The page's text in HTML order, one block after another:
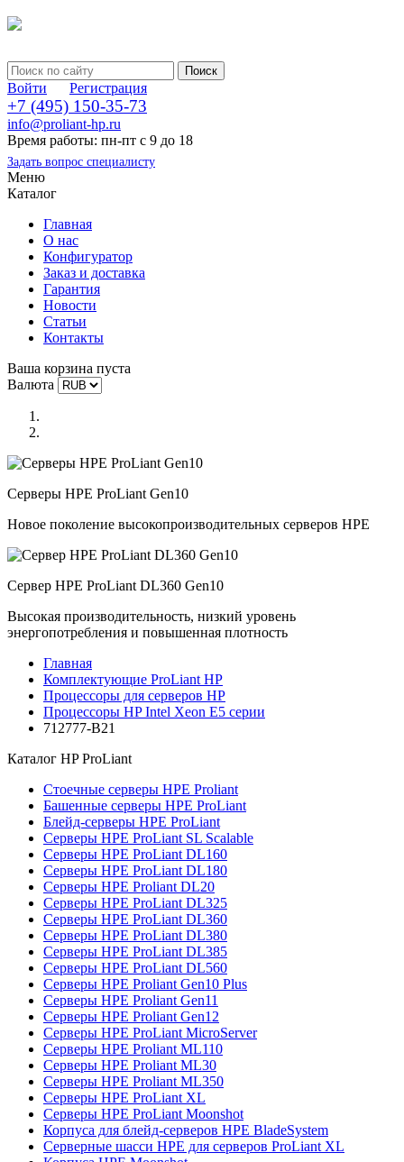
Войти Регистрация
+7 (495) 150-35-73
info@proliant-hp.ru
Время работы: пн-пт с 9 до 18
Задать вопрос специалисту
Меню
Каталог
Главная
О нас
Конфигуратор
Заказ и доставка
Гарантия
Новости
Статьи
Контакты
Ваша корзина пуста
Валюта
Серверы HPE ProLiant Gen10
Новое поколение высокопроизводительных серверов HPE
Сервер HPE ProLiant DL360 Gen10
Высокая производительность, низкий уровень
энергопотребления и повышенная плотность
Главная
Комплектующие ProLiant HP
Процессоры для серверов HP
Процессоры HP Intel Xeon E5 серии
712777-B21
Каталог HP ProLiant
Стоечные серверы HPE Proliant
Башенные серверы HPE ProLiant
Блейд-серверы HPE ProLiant
Серверы HPE ProLiant SL Scalable
Серверы HPE ProLiant DL160
Серверы HPE ProLiant DL180
Серверы HPE Proliant DL20
Серверы HPE ProLiant DL325
Серверы HPE ProLiant DL360
Серверы HPE ProLiant DL380
Серверы HPE ProLiant DL385
Серверы HPE ProLiant DL560
Серверы HPE Proliant Gen10 Plus
Серверы HPE Proliant Gen11
Серверы HPE Proliant Gen12
Серверы HPE ProLiant MicroServer
Серверы HPE Proliant ML110
Серверы HPE Proliant ML30
Серверы HPE Proliant ML350
Серверы HPE ProLiant XL
Серверы HPE ProLiant Moonshot
Корпуса для блейд-серверов HPE BladeSystem
Серверные шасси HPE для серверов ProLiant XL